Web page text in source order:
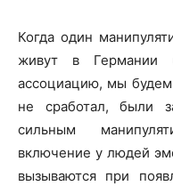
Когда один
живут в
ассоциацию, мы
не сработал, были
сильным
включение у людей
вызываются при